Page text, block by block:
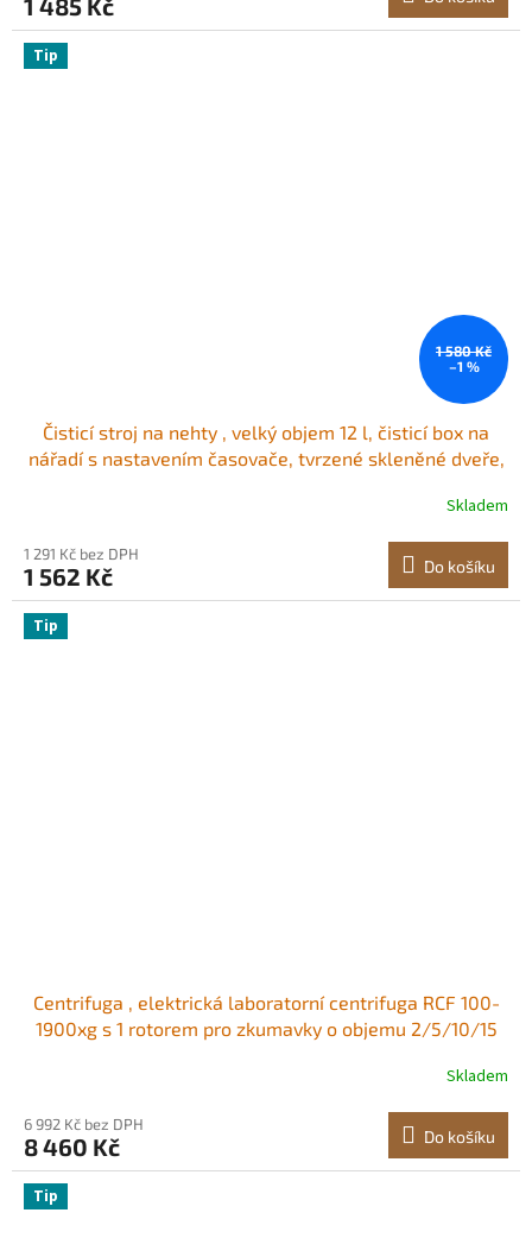
1 485 Kč
Tip
1 580 Kč
–1 %
Čisticí stroj na nehty , velký objem 12 l, čisticí box na
nářadí s nastavením časovače, tvrzené skleněné dveře,
nehtová studia, kadeřnictví, kosmetické salonySkladem
1 291 Kč bez DPH
1 562 Kč Do košíku
Tip
Centrifuga , elektrická laboratorní centrifuga RCF 100-
1900xg s 1 rotorem pro zkumavky o objemu 2/5/10/15
široce používaná v různých experimentechSkladem
6 992 Kč bez DPH
8 460 Kč Do košíku
Tip